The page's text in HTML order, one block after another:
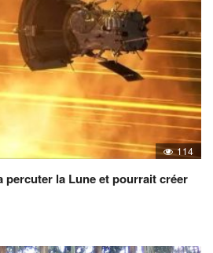
114
percuter la Lune et pourrait créer